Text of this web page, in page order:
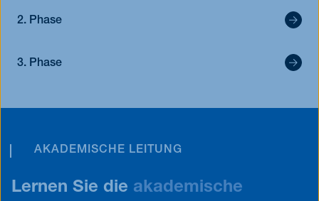
2. Phase
3. Phase
AKADEMISCHE LEITUNG
Lernen Sie die akademische